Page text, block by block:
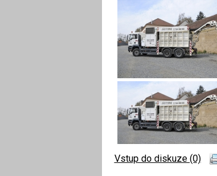
Vstup do diskuze (0)